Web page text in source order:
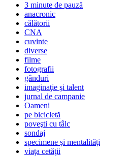
3 minute de pauză
anacronic
călătorii
CNA
cuvinte
diverse
filme
fotografii
gânduri
imaginaţie şi talent
jurnal de campanie
Oameni
pe bicicletă
poveşti cu tâlc
sondaj
specimene şi mentalităţi
viaţa cetăţii